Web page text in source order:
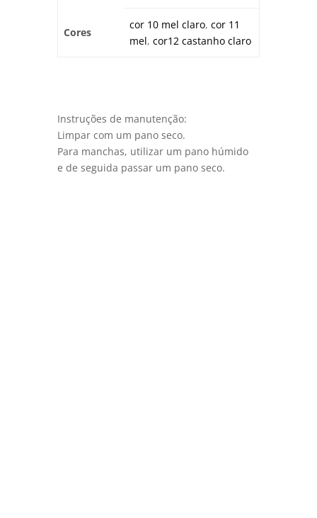
Cores
cor 10 mel claro, cor 11
mel, cor12 castanho claro
Instruções de manutenção:
Limpar com um pano seco.
Para manchas, utilizar um pano húmido
e de seguida passar um pano seco.